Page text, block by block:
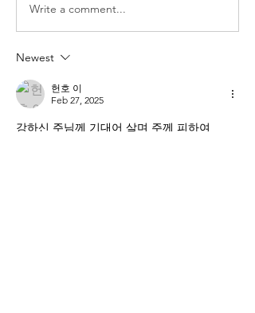
Write a comment...
Newest
헌호 이
Feb 27, 2025
강하신 주님께 기대어 살며 주께 피하여